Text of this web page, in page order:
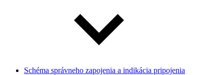
Schéma správneho zapojenia a indikácia pripojenia